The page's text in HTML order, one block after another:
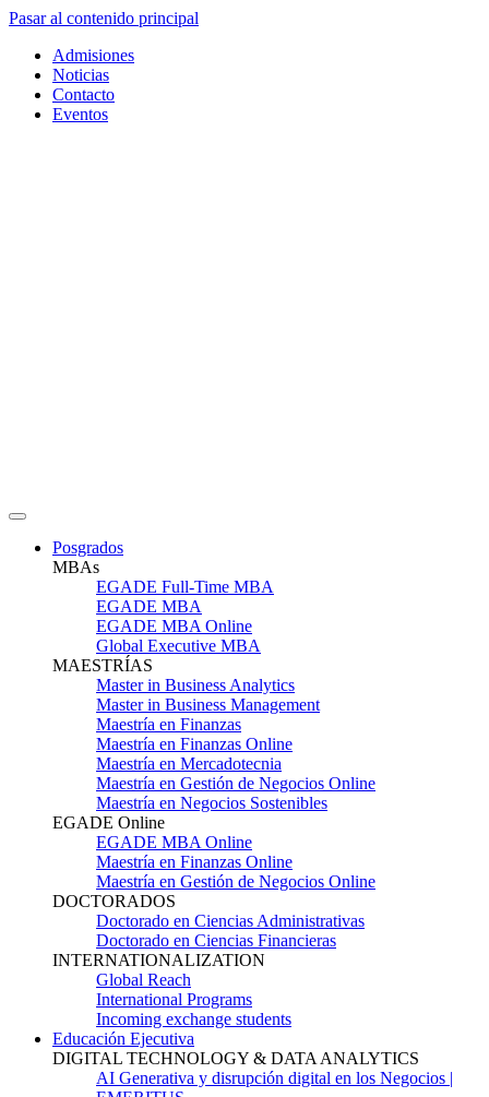
Pasar al contenido principal
Admisiones
Noticias
Contacto
Eventos
Posgrados
MBAs
EGADE Full-Time MBA
EGADE MBA
EGADE MBA Online
Global Executive MBA
MAESTRÍAS
Master in Business Analytics
Master in Business Management
Maestría en Finanzas
Maestría en Finanzas Online
Maestría en Mercadotecnia
Maestría en Gestión de Negocios Online
Maestría en Negocios Sostenibles
EGADE Online
EGADE MBA Online
Maestría en Finanzas Online
Maestría en Gestión de Negocios Online
DOCTORADOS
Doctorado en Ciencias Administrativas
Doctorado en Ciencias Financieras
INTERNATIONALIZATION
Global Reach
International Programs
Incoming exchange students
Educación Ejecutiva
DIGITAL TECHNOLOGY & DATA ANALYTICS
AI Generativa y disrupción digital en los Negocios |